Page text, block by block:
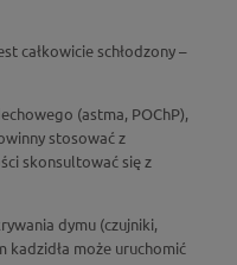
całkowicie schłodzony –
(astma, POChP),
stosować z
skonsultować się z
dymu (czujniki,
kadzidła może uruchomić